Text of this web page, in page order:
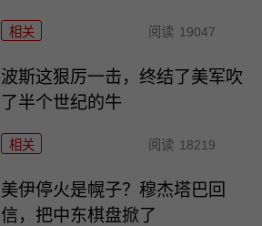
相关 阅读 19047
波斯这狠厉一击，终结了美军吹
了半个世纪的牛
相关 阅读 18219
美伊停火是幌子？穆杰塔巴回
信，把中东棋盘掀了